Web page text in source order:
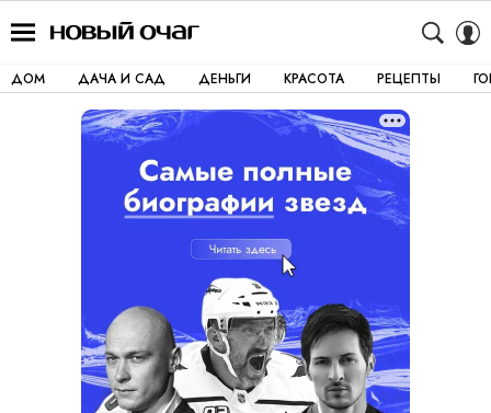
ДОМ ДАЧА И САД ДЕНЬГИ КРАСОТА РЕЦЕПТЫ